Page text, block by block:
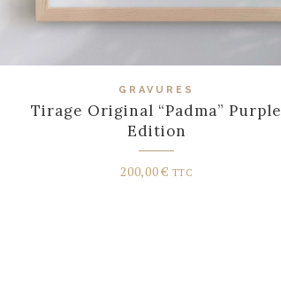
GRAVURES
Tirage Original “Padma” Purple
Edition
200,00€ TTC